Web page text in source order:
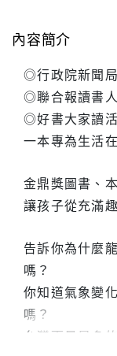
內容簡介
◎行政院新聞
◎聯合報讀書
◎好書大家讀
一本專為生活
金鼎獎圖書、
讓孩子從充滿
告訴你為什麼
嗎？
你知道氣象變
嗎？
台灣雨量最多